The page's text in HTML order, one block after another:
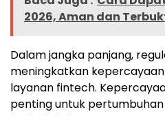
2026, Aman dan
Dalam jangka panjang,
meningkatkan
layanan fintech.
penting untuk